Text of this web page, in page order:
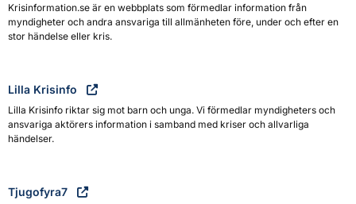
Krisinformation.se är en webbplats som förmedlar information från
myndigheter och andra ansvariga till allmänheten före, under och efter en
stor händelse eller kris.
Lilla Krisinfo
Lilla Krisinfo riktar sig mot barn och unga. Vi förmedlar myndigheters och
ansvariga aktörers information i samband med kriser och allvarliga
händelser.
Tjugofyra7